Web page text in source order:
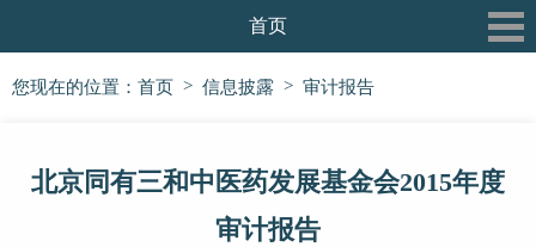
首页
关于我们
三和书院
三和论坛
您现在的位置： 首页 > 信息披露 > 审计报告
北京同有三和中医药发展基金会2015年度
审计报告